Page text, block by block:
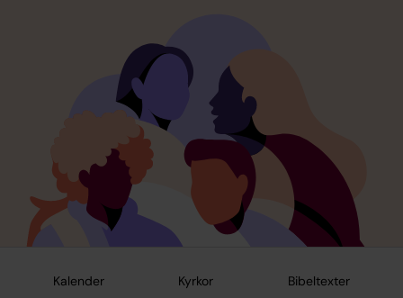
Kalender Kyrkor Bibeltexter